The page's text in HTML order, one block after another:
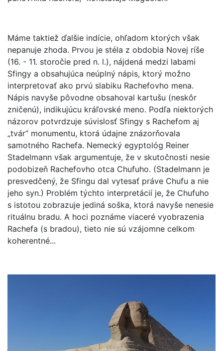
Máme taktiež ďalšie indície, ohľadom ktorých však
nepanuje zhoda. Prvou je stéla z obdobia Novej ríše
(16. - 11. storočie pred n. l.), nájdená medzi labami
Sfingy a obsahujúca neúplný nápis, ktorý možno
interpretovať ako prvú slabiku Rachefovho mena.
Nápis navyše pôvodne obsahoval kartušu (neskôr
zničenú), indikujúcu kráľovské meno. Podľa niektorých
názorov potvrdzuje súvislosť Sfingy s Rachefom aj
„tvár“ monumentu, ktorá údajne znázorňovala
samotného Rachefa. Nemecký egyptológ Reiner
Stadelmann však argumentuje, že v skutočnosti nesie
podobizeň Rachefovho otca Chufuho. (Stadelmann je
presvedčený, že Sfingu dal vytesať práve Chufu a nie
jeho syn.) Problém týchto interpretácií je, že Chufuho
s istotou zobrazuje jediná soška, ktorá navyše nenesie
rituálnu bradu. A hoci poznáme viaceré vyobrazenia
Rachefa (s bradou), tieto nie sú vzájomne celkom
koherentné...